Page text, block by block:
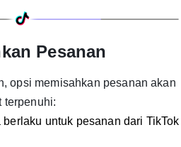
Pesanan
opsi memisahkan pesanan akan
terpenuhi:
berlaku untuk pesanan dari TikTok